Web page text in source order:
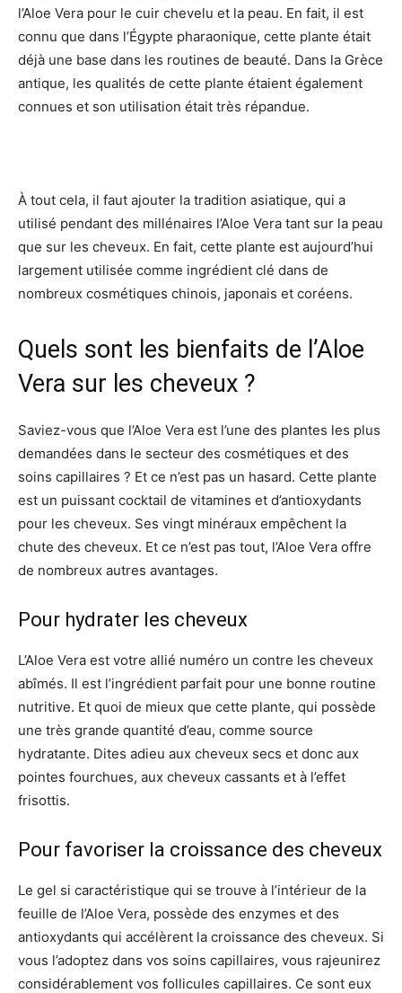
l’Aloe Vera pour le cuir chevelu et la peau. En fait, il est
connu que dans l’Égypte pharaonique, cette plante était
déjà une base dans les routines de beauté. Dans la Grèce
antique, les qualités de cette plante étaient également
connues et son utilisation était très répandue.
À tout cela, il faut ajouter la tradition asiatique, qui a
utilisé pendant des millénaires l’Aloe Vera tant sur la peau
que sur les cheveux. En fait, cette plante est aujourd’hui
largement utilisée comme ingrédient clé dans de
nombreux cosmétiques chinois, japonais et coréens.
Quels sont les bienfaits de l’Aloe
Vera sur les cheveux ?
Saviez-vous que l’Aloe Vera est l’une des plantes les plus
demandées dans le secteur des cosmétiques et des
soins capillaires ? Et ce n’est pas un hasard. Cette plante
est un puissant cocktail de vitamines et d’antioxydants
pour les cheveux. Ses vingt minéraux empêchent la
chute des cheveux. Et ce n’est pas tout, l’Aloe Vera offre
de nombreux autres avantages.
Pour hydrater les cheveux
L’Aloe Vera est votre allié numéro un contre les cheveux
abîmés. Il est l’ingrédient parfait pour une bonne routine
nutritive. Et quoi de mieux que cette plante, qui possède
une très grande quantité d’eau, comme source
hydratante. Dites adieu aux cheveux secs et donc aux
pointes fourchues, aux cheveux cassants et à l’effet
frisottis.
Pour favoriser la croissance des cheveux
Le gel si caractéristique qui se trouve à l’intérieur de la
feuille de l’Aloe Vera, possède des enzymes et des
antioxydants qui accélèrent la croissance des cheveux. Si
vous l’adoptez dans vos soins capillaires, vous rajeunirez
considérablement vos follicules capillaires. Ce sont eux